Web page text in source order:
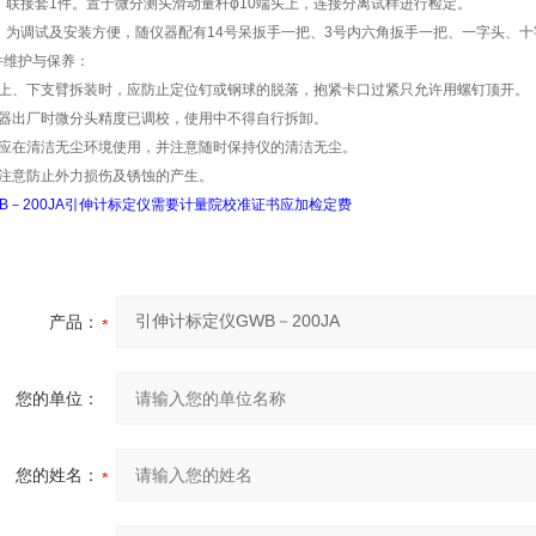
联接套1件。置于微分测头滑动量杆φ10端头上，连接分离试样进行检定。
为调试及安装方便，随仪器配有14号呆扳手一把、3号内六角扳手一把、一字头、十
维护与保养：
、下支臂拆装时，应防止定位钉或钢球的脱落，抱紧卡口过紧只允许用螺钉顶开。
出厂时微分头精度已调校，使用中不得自行拆卸。
在清洁无尘环境使用，并注意随时保持仪的清洁无尘。
意防止外力损伤及锈蚀的产生。
－200JA引伸计标定仪需要计量院校准证书应加检定费
产品：
您的单位：
您的姓名：